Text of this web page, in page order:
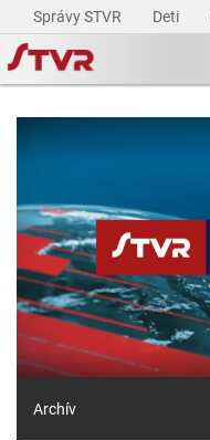
Správy STVR Deti
Archív